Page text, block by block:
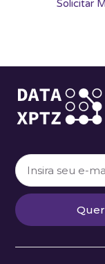
Solicitar